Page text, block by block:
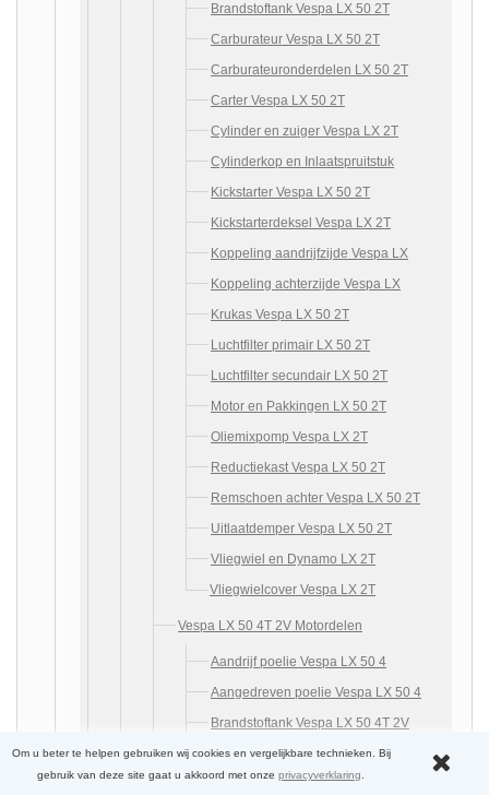
Brandstoftank Vespa LX 50 2T
Carburateur Vespa LX 50 2T
Carburateuronderdelen LX 50 2T
Carter Vespa LX 50 2T
Cylinder en zuiger Vespa LX 2T
Cylinderkop en Inlaatspruitstuk
Kickstarter Vespa LX 50 2T
Kickstarterdeksel Vespa LX 2T
Koppeling aandrijfzijde Vespa LX
Koppeling achterzijde Vespa LX
Krukas Vespa LX 50 2T
Luchtfilter primair LX 50 2T
Luchtfilter secundair LX 50 2T
Motor en Pakkingen LX 50 2T
Oliemixpomp Vespa LX 2T
Reductiekast Vespa LX 50 2T
Remschoen achter Vespa LX 50 2T
Uitlaatdemper Vespa LX 50 2T
Vliegwiel en Dynamo LX 2T
Vliegwielcover Vespa LX 2T
Vespa LX 50 4T 2V Motordelen
Aandrijf poelie Vespa LX 50 4
Aangedreven poelie Vespa LX 50 4
Brandstoftank Vespa LX 50 4T 2V
Carburateur Componenten Vespa
LX
Om u beter te helpen gebruiken wij cookies en vergelijkbare technieken. Bij
gebruik van deze site gaat u akkoord met onze privacyverklaring